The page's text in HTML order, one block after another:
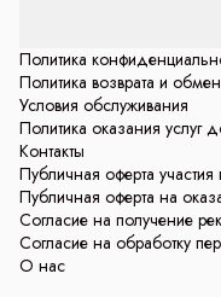
Политика
Политика возврата и
Условия обслуживания
Политика оказания услуг
Контакты
Публичная оферта
Публичная оферта на
Согласие на получение
Согласие на обработку
О нас